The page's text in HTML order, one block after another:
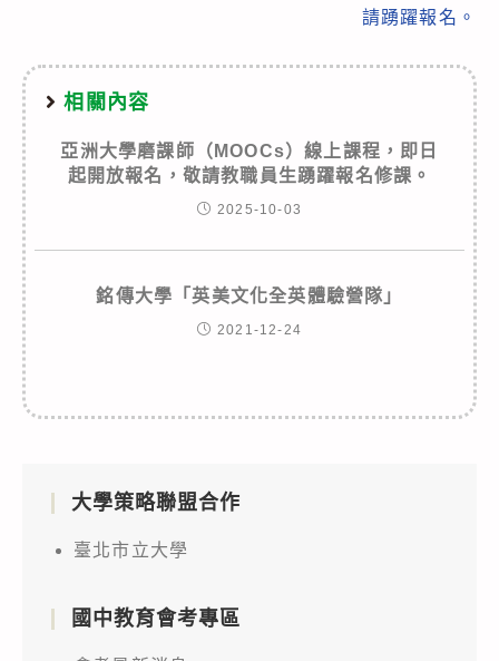
請踴躍報名。
相關內容
亞洲大學磨課師（MOOCs）線上課程，即日
起開放報名，敬請教職員生踴躍報名修課。
2025-10-03
銘傳大學「英美文化全英體驗營隊」
2021-12-24
大學策略聯盟合作
臺北市立大學
國中教育會考專區